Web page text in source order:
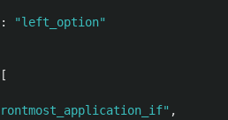
:
"left_option"
[
,